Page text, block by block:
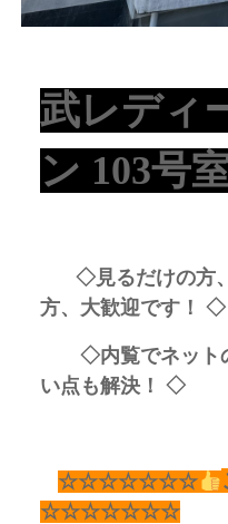
武レディ
ン 103号
◇見るだけの方
方、大歓迎です！ ◇
◇内覧でネットの
い点も解決！ ◇
☆☆☆☆☆☆☆
☆☆☆☆☆☆☆